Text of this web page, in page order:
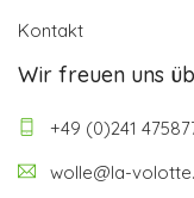
Kontakt
Wir freuen uns
+49 (0)241
wolle@la-